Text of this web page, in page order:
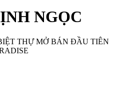
NGỌC
THỰ MỞ BÁN ĐẦU TIÊN